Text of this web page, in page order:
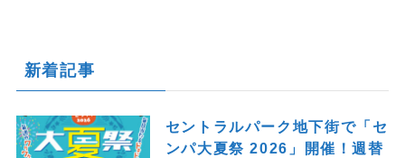
新着記事
セントラルパーク地下街で「セ
ンパ大夏祭 2026」開催！週替